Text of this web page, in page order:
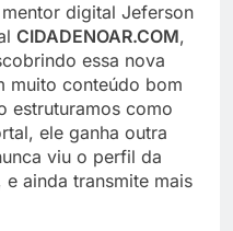
digital Jeferson
CIDADENOAR.COM,
essa nova
muito conteúdo bom
estruturamos como
ele ganha outra
viu o perfil da
ainda transmite mais